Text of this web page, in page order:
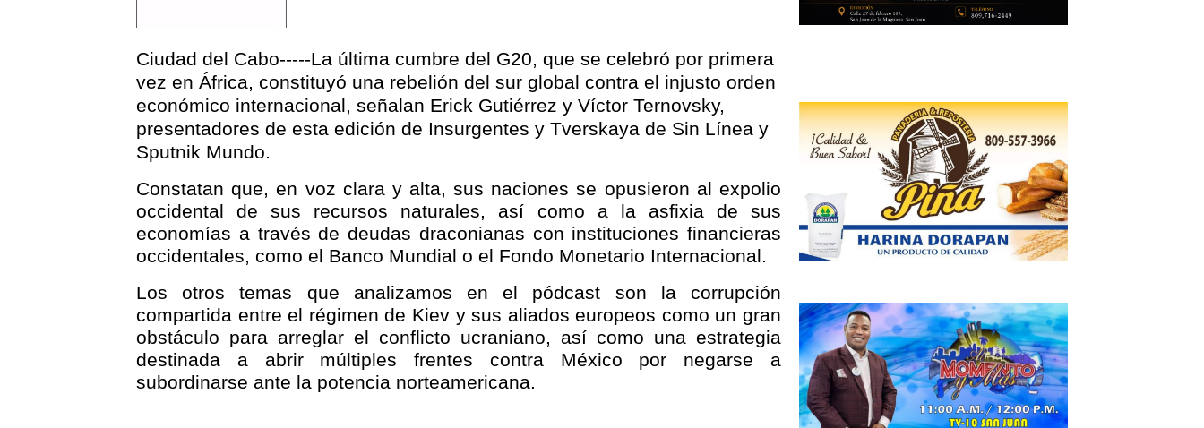
Ciudad del Cabo-----La última cumbre del G20, que se celebró por primera
vez en África, constituyó una rebelión del sur global contra el injusto orden
económico internacional, señalan Erick Gutiérrez y Víctor Ternovsky,
presentadores de esta edición de Insurgentes y Tverskaya de Sin Línea y
Sputnik Mundo.
Constatan que, en voz clara y alta, sus naciones se opusieron al expolio
occidental de sus recursos naturales, así como a la asfixia de sus
economías a través de deudas draconianas con instituciones financieras
occidentales, como el Banco Mundial o el Fondo Monetario Internacional.
Los otros temas que analizamos en el pódcast son la corrupción
compartida entre el régimen de Kiev y sus aliados europeos como un gran
obstáculo para arreglar el conflicto ucraniano, así como una estrategia
destinada a abrir múltiples frentes contra México por negarse a
subordinarse ante la potencia norteamericana.